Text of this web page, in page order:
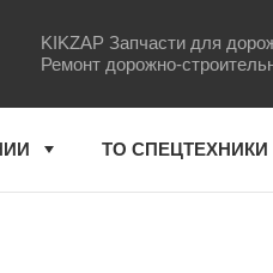
KIKZAP Запчасти для
Ремонт дорожно-
ТО СПЕЦТЕХНИКИ